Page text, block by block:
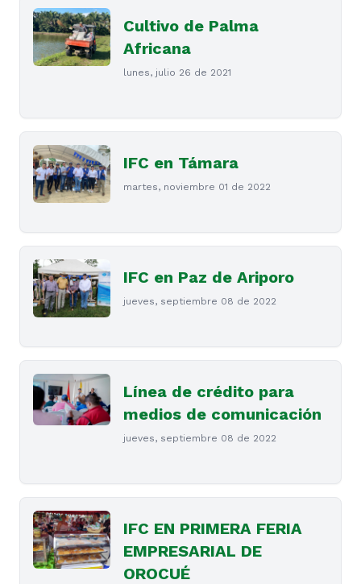
Cultivo de Palma
Africana
lunes, julio 26 de 2021
IFC en Támara
martes, noviembre 01 de 2022
IFC en Paz de Ariporo
jueves, septiembre 08 de 2022
Línea de crédito para
medios de comunicación
jueves, septiembre 08 de 2022
IFC EN PRIMERA FERIA
EMPRESARIAL DE
OROCUÉ